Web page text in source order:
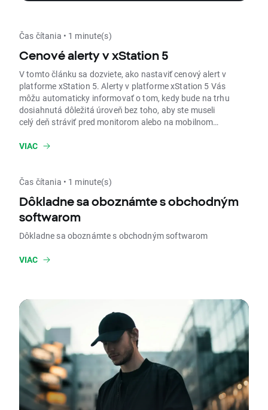
Čas čítania • 1 minute(s)
Cenové alerty v xStation 5
V tomto článku sa dozviete, ako nastaviť cenový alert v
platforme xStation 5. Alerty v platforme xStation 5 Vás
môžu automaticky informovať o tom, kedy bude na trhu
dosiahnutá dôležitá úroveň bez toho, aby ste museli
celý deň stráviť pred monitorom alebo na mobilnom
VIAC
Čas čítania • 1 minute(s)
Dôkladne sa oboznámte s obchodným
softwarom
Dôkladne sa oboznámte s obchodným softwarom
VIAC